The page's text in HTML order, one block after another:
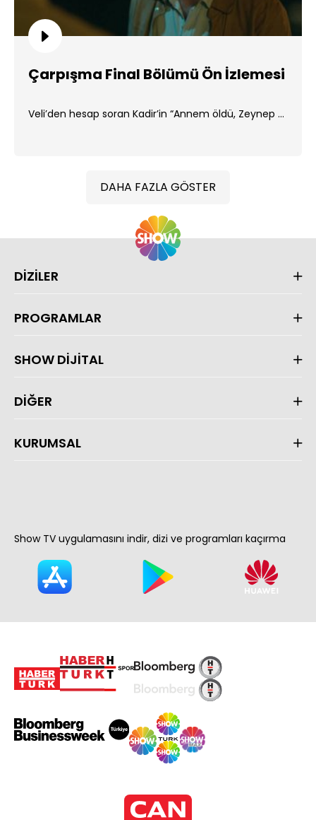
Çarpışma Final Bölümü Ön İzlemesi
Veli’den hesap soran Kadir’in “Annem öldü, Zeynep ...
DAHA FAZLA GÖSTER
DİZİLER
PROGRAMLAR
SHOW DİJİTAL
DİĞER
KURUMSAL
Show TV uygulamasını indir, dizi ve programları kaçırma